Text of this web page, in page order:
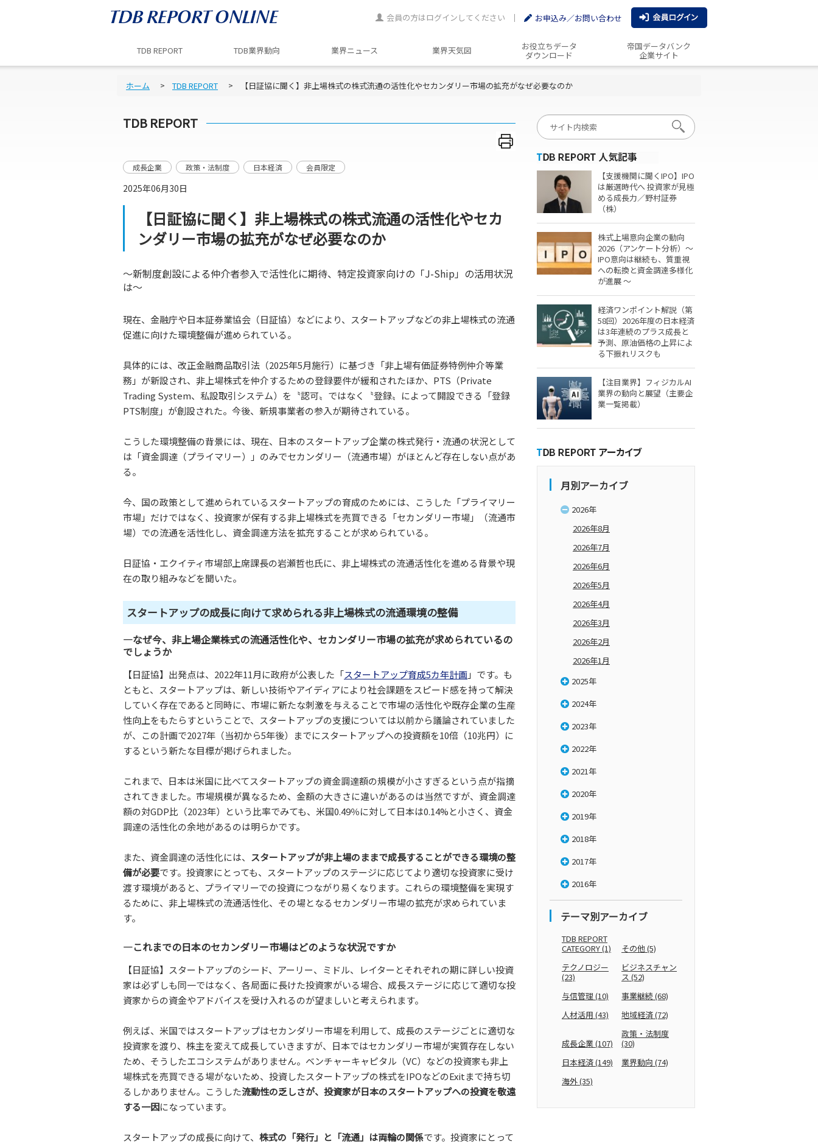
会員の方はログインしてください お申込み／お問い合わせ
TDB REPORT TDB業界動向 業界ニュース 業界天気図 お役立ちデータ
ダウンロード
帝国データバンク
企業サイト
ホーム TDB REPORT 【日証協に聞く】非上場株式の株式流通の活性化やセカンダリー市場の拡充がなぜ必要なのか
TDB REPORT
成長企業 政策・法制度 日本経済 会員限定
2025年06月30日
【日証協に聞く】非上場株式の株式流通の活性化やセカ
ンダリー市場の拡充がなぜ必要なのか
～新制度創設による仲介者参入で活性化に期待、特定投資家向けの「J-Ship」の活用状況
は～
現在、金融庁や日本証券業協会（日証協）などにより、スタートアップなどの非上場株式の流通
促進に向けた環境整備が進められている。
具体的には、改正金融商品取引法（2025年5月施行）に基づき「非上場有価証券特例仲介等業
務」が新設され、非上場株式を仲介するための登録要件が緩和されたほか、PTS（Private
Trading System、私設取引システム）を〝認可〟ではなく〝登録〟によって開設できる「登録
PTS制度」が創設された。今後、新規事業者の参入が期待されている。
こうした環境整備の背景には、現在、日本のスタートアップ企業の株式発行・流通の状況として
は「資金調達（プライマリー）」のみでセカンダリー（流通市場）がほとんど存在しない点があ
る。
今、国の政策として進められているスタートアップの育成のためには、こうした「プライマリー
市場」だけではなく、投資家が保有する非上場株式を売買できる「セカンダリー市場」（流通市
場）での流通を活性化し、資金調達方法を拡充することが求められている。
日証協・エクイティ市場部上席課長の岩瀬哲也氏に、非上場株式の流通活性化を進める背景や現
在の取り組みなどを聞いた。
スタートアップの成長に向けて求められる非上場株式の流通環境の整備
―なぜ今、非上場企業株式の流通活性化や、セカンダリー市場の拡充が求められているの
でしょうか
【日証協】出発点は、2022年11月に政府が公表した「スタートアップ育成5カ年計画」です。も
ともと、スタートアップは、新しい技術やアイディアにより社会課題をスピード感を持って解決
していく存在であると同時に、市場に新たな刺激を与えることで市場の活性化や既存企業の生産
性向上をもたらすということで、スタートアップの支援については以前から議論されていました
が、この計画で2027年（当初から5年後）までにスタートアップへの投資額を10倍（10兆円）に
するという新たな目標が掲げられました。
これまで、日本は米国に比べてスタートアップの資金調達額の規模が小さすぎるという点が指摘
されてきました。市場規模が異なるため、金額の大きさに違いがあるのは当然ですが、資金調達
額の対GDP比（2023年）という比率でみても、米国0.49％に対して日本は0.14%と小さく、資金
調達の活性化の余地があるのは明らかです。
また、資金調達の活性化には、 スタートアップが非上場のままで成長することができる環境の整
備が必要です。投資家にとっても、スタートアップのステージに応じてより適切な投資家に受け
渡す環境があると、プライマリーでの投資につながり易くなります。これらの環境整備を実現す
るために、非上場株式の流通活性化、その場となるセカンダリー市場の拡充が求められていま
す。
―これまでの日本のセカンダリー市場はどのような状況ですか
【日証協】スタートアップのシード、アーリー、ミドル、レイターとそれぞれの期に詳しい投資
家は必ずしも同一ではなく、各局面に長けた投資家がいる場合、成長ステージに応じて適切な投
資家からの資金やアドバイスを受け入れるのが望ましいと考えられます。
例えば、米国ではスタートアップはセカンダリー市場を利用して、成長のステージごとに適切な
投資家を渡り、株主を変えて成長していきますが、日本ではセカンダリー市場が実質存在しない
ため、そうしたエコシステムがありません。ベンチャーキャピタル（VC）などの投資家も非上
場株式を売買できる場がないため、投資したスタートアップの株式をIPOなどのExitまで持ち切
るしかありません。こうした流動性の乏しさが、投資家が日本のスタートアップへの投資を敬遠
する一因になっています。
スタートアップの成長に向けて、 株式の「発行」と「流通」は両輪の関係です。投資家にとって
【支援機関に聞くIPO】IPO
は厳選時代へ 投資家が見極
める成長力／野村証券
（株）
株式上場意向企業の動向
2026（アンケート分析）～
IPO意向は継続も、質重視
への転換と資金調達多様化
が進展 ～
経済ワンポイント解説（第
58回）2026年度の日本経済
は3年連続のプラス成長と
予測、原油価格の上昇によ
る下振れリスクも
【注目業界】フィジカルAI
業界の動向と展望（主要企
業一覧掲載）
月別アーカイブ
2026年
2026年8月
2026年7月
2026年6月
2026年5月
2026年4月
2026年3月
2026年2月
2026年1月
2025年
2024年
2023年
2022年
2021年
2020年
2019年
2018年
2017年
2016年
テーマ別アーカイブ
TDB REPORT
CATEGORY(1) その他(5)
テクノロジー
(23)
ビジネスチャン
ス (52)
与信管理(10) 事業継続(68)
人材活用 (43) 地域経済(72)
成長企業(107)
政策・法制度
(30)
日本経済(149) 業界動向 (74)
海外(35)